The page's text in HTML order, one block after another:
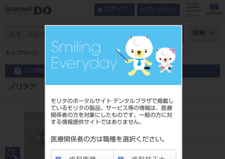
モリタのポータルサイト デンタルプラザで掲載し
ているモリタの製品、サービス等の情報は、医療
関係者の方を対象にしたものです。一般の方に対
する情報提供サイトではありません。
医療関係者の方は職種を選択ください。
ログイン お問い合わせ
メニュー
詳細
トップページ ノリタケ ワックスクリーナー 補充用 ３００ＭＬ
この商品に関するお問い合わせ
ノリタケ ワックスクリーナー 補充用 ３００ＭＬ
品目コード